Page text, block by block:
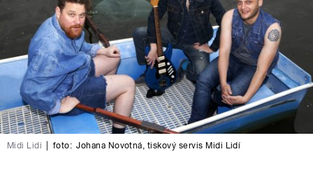
Midi Lidi foto: Johana Novotná, tiskový servis Midi Lidí